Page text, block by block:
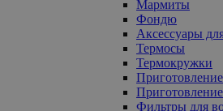
Мармиты
Фондю
Аксессуары
Термосы
Термокружки
Фильтры для